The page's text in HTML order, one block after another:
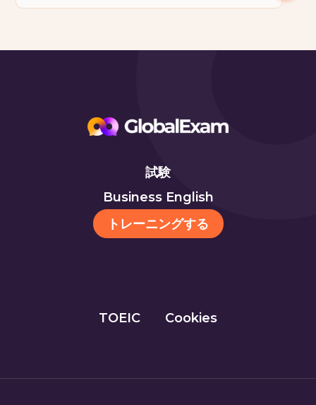
試験
Business English
トレーニングする
TOEIC Cookies